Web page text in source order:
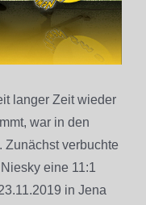
langer Zeit wieder
war in den
Zunächst verbuchte
eine 11:1
in Jena